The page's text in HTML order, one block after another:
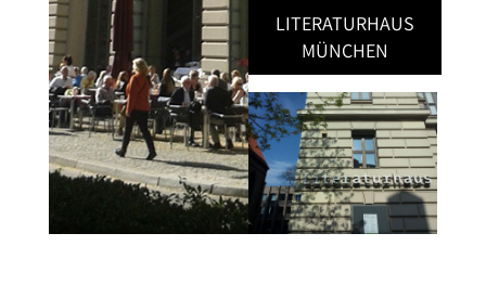
LITERATURHAUS
MÜNCHEN